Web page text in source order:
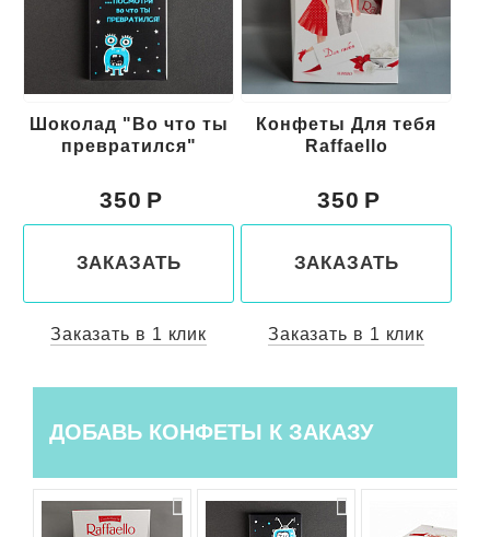
Конфеты Для тебя
Raffaello
350
ЗАКАЗАТЬ
Заказать в 1 клик
Конфеты Raffaello
150 гр.
650
ЗАКАЗАТЬ
Заказать в 1 клик
ДОБАВЬ КОНФЕТЫ К ЗАКАЗУ